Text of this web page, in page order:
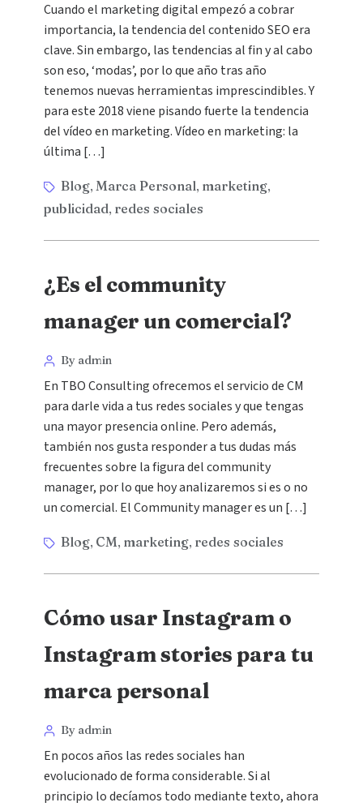
Cuando el marketing digital empezó a cobrar
importancia, la tendencia del contenido SEO era
clave. Sin embargo, las tendencias al fin y al cabo
son eso, ‘modas’, por lo que año tras año
tenemos nuevas herramientas imprescindibles. Y
para este 2018 viene pisando fuerte la tendencia
del vídeo en marketing. Vídeo en marketing: la
última […]
Blog,Marca Personal, marketing,
publicidad, redes sociales
¿Es el community
manager un comercial?
By admin
En TBO Consulting ofrecemos el servicio de CM
para darle vida a tus redes sociales y que tengas
una mayor presencia online. Pero además,
también nos gusta responder a tus dudas más
frecuentes sobre la figura del community
manager, por lo que hoy analizaremos si es o no
un comercial. El Community manager es un […]
Blog, CM, marketing, redes sociales
Cómo usar Instagram o
Instagram stories para tu
marca personal
By admin
En pocos años las redes sociales han
evolucionado de forma considerable. Si al
principio lo decíamos todo mediante texto, ahora